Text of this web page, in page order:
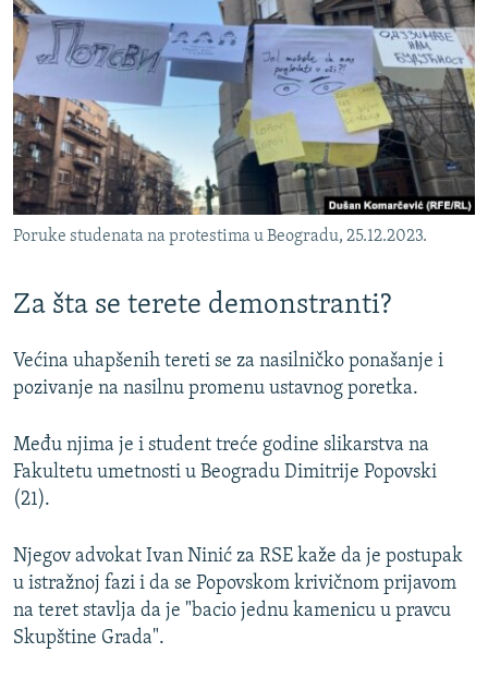
Poruke studenata na protestima u Beogradu, 25.12.2023.
Za šta se terete demonstranti?
Većina uhapšenih tereti se za nasilničko ponašanje i
pozivanje na nasilnu promenu ustavnog poretka.
Među njima je i student treće godine slikarstva na
Fakultetu umetnosti u Beogradu Dimitrije Popovski
(21).
Njegov advokat Ivan Ninić za RSE kaže da je postupak
u istražnoj fazi i da se Popovskom krivičnom prijavom
na teret stavlja da je "bacio jednu kamenicu u pravcu
Skupštine Grada".